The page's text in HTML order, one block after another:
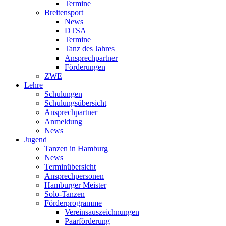
Termine
Breitensport
News
DTSA
Termine
Tanz des Jahres
Ansprechpartner
Förderungen
ZWE
Lehre
Schulungen
Schulungsübersicht
Ansprechpartner
Anmeldung
News
Jugend
Tanzen in Hamburg
News
Terminübersicht
Ansprechpersonen
Hamburger Meister
Solo-Tanzen
Förderprogramme
Vereinsauszeichnungen
Paarförderung